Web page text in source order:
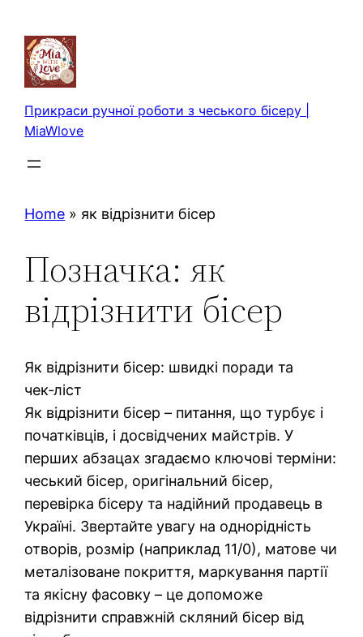
вмісту
Прикраси ручної роботи з чеського бісеру |
MiaWlove
Home » як відрізнити бісер
Позначка: як
відрізнити бісер
Як відрізнити бісер: швидкі поради та
чек‑ліст
Як відрізнити бісер – питання, що турбує і
початківців, і досвідчених майстрів. У
перших абзацах згадаємо ключові терміни:
чеський бісер, оригінальний бісер,
перевірка бісеру та надійний продавець в
Україні. Звертайте увагу на однорідність
отворів, розмір (наприклад 11/0), матове чи
металізоване покриття, маркування партії
та якісну фасовку – це допоможе
відрізнити справжній скляний бісер від